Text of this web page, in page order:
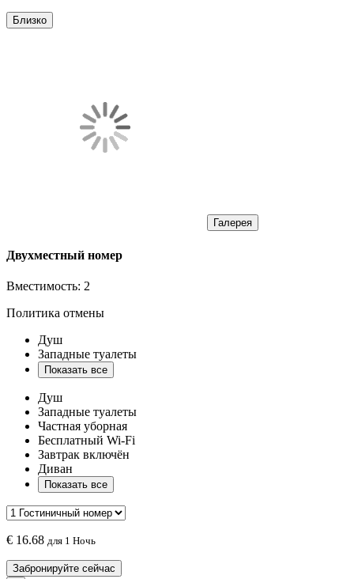
Близко
Галерея
Двухместный номер
Вместимость: 2
Политика отмены
Душ
Западные туалеты
Показать все
Душ
Западные туалеты
Частная уборная
Бесплатный Wi-Fi
Завтрак включён
Диван
Показать все
€ 16.68 для 1 Ночь
Забронируйте сейчас